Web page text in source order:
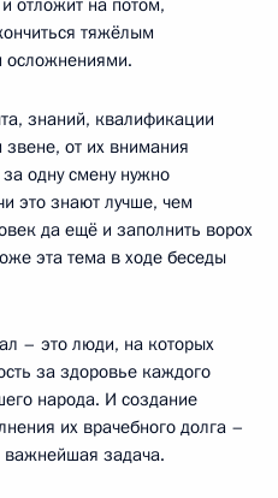
тяжёлым
осложнениями.
знаний, квалификации
от их внимания
одну смену нужно
это знают лучше, чем
да ещё и заполнить ворох
эта тема в ходе беседы
– это люди, на которых
за здоровье каждого
народа. И создание
их врачебного долга –
задача.